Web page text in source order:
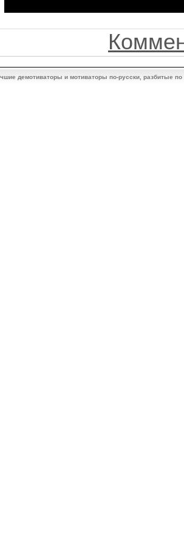
демотиваторы и мотиваторы по-русски, разбитые